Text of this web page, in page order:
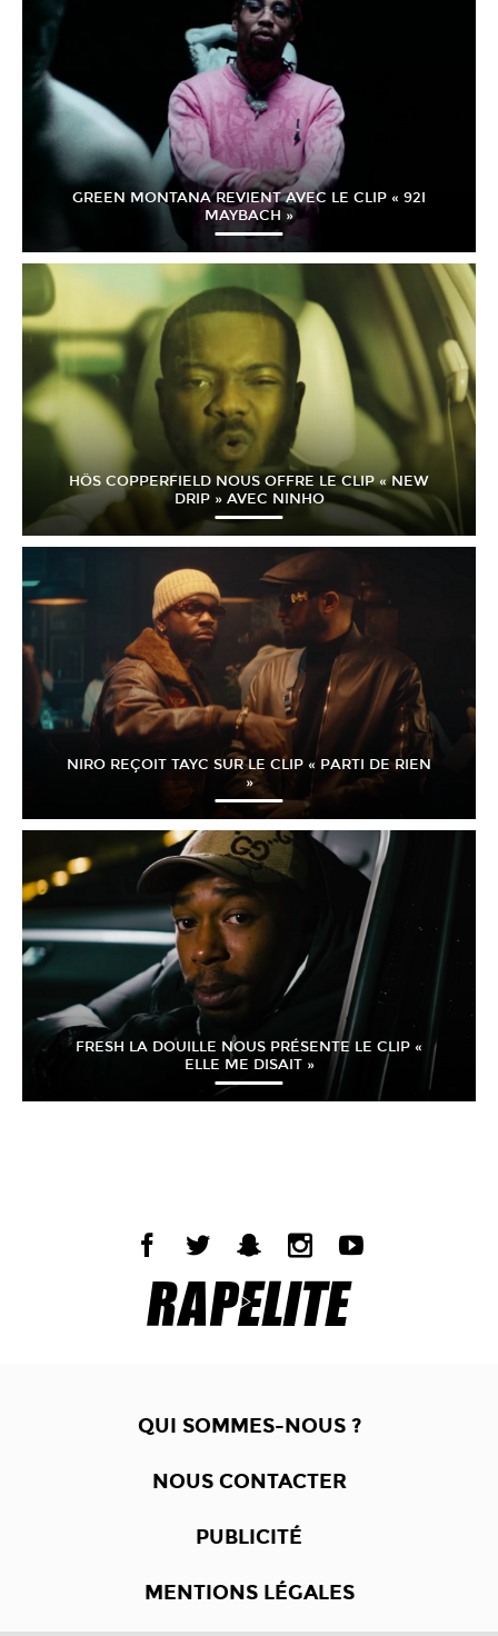
GREEN MONTANA REVIENT AVEC LE CLIP « 92I
MAYBACH »
HÖS COPPERFIELD NOUS OFFRE LE CLIP « NEW
DRIP » AVEC NINHO
NIRO REÇOIT TAYC SUR LE CLIP « PARTI DE RIEN
»
FRESH LA DOUILLE NOUS PRÉSENTE LE CLIP «
ELLE ME DISAIT »
QUI SOMMES-NOUS ?
NOUS CONTACTER
PUBLICITÉ
MENTIONS LÉGALES